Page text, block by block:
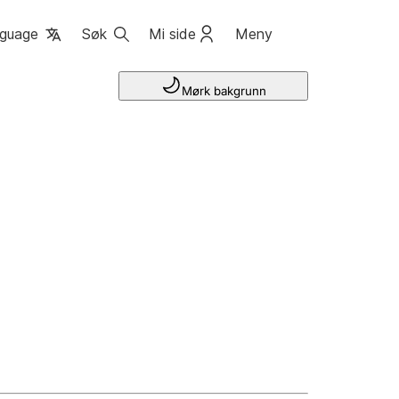
Søk Mi side Meny
Mørk bakgrunn